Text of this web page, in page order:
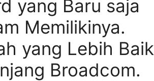
yang Baru saja
Memilikinya.
yang Lebih Baik
Broadcom.